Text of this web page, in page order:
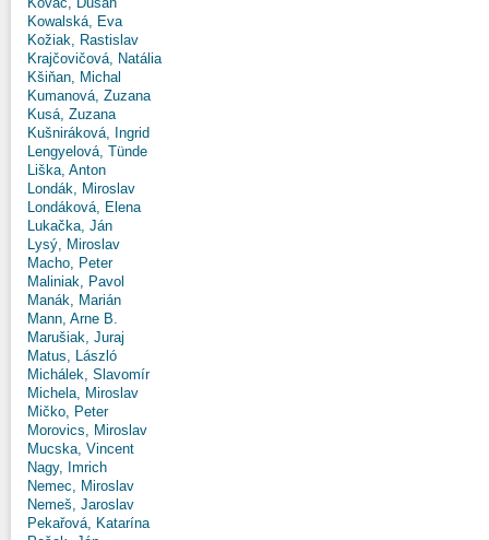
Kowalská, Eva
Kožiak, Rastislav
Krajčovičová, Natália
Kšiňan, Michal
Kumanová, Zuzana
Kusá, Zuzana
Kušniráková, Ingrid
Lengyelová, Tünde
Liška, Anton
Londák, Miroslav
Londáková, Elena
Lukačka, Ján
Lysý, Miroslav
Macho, Peter
Maliniak, Pavol
Manák, Marián
Mann, Arne B.
Marušiak, Juraj
Matus, László
Michálek, Slavomír
Michela, Miroslav
Mičko, Peter
Morovics, Miroslav
Mucska, Vincent
Nagy, Imrich
Nemec, Miroslav
Nemeš, Jaroslav
Pekařová, Katarína